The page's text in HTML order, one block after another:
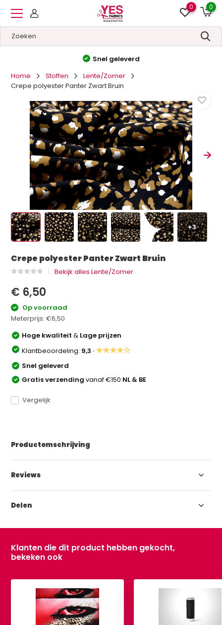
0 0
Hoge kwaliteit&Lage prijzen
Home
Stoffen
Lente/Zomer
Crepe polyester Panter Zwart Bruin
+3
Crepe polyester Panter Zwart Bruin
Bekijk alles Lente/Zomer
€ 6,50
Op voorraad
Meterprijs:€6,50
Hoge kwaliteit& Lage prijzen
Klantbeoordeling: 9,3 ·★★★★☆
Snel geleverd
Gratis verzendingvanaf €150 NL & BE
Vergelijk
Productomschrijving
Reviews
Delen
Klanten die dit product hebben gekocht,
bekeken ook